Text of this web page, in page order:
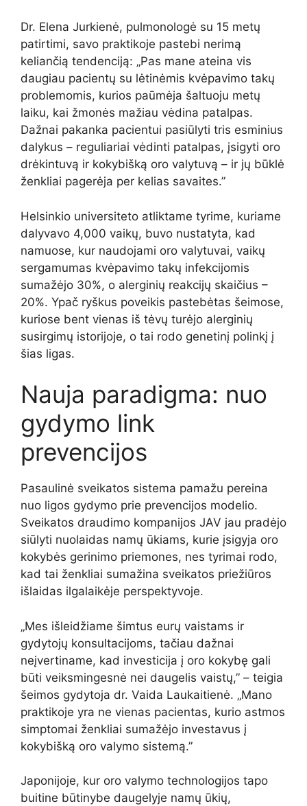
Dr. Elena Jurkienė, pulmonologė su 15 metų
patirtimi, savo praktikoje pastebi nerimą
keliančią tendenciją: „Pas mane ateina vis
daugiau pacientų su lėtinėmis kvėpavimo takų
problemomis, kurios paūmėja šaltuoju metų
laiku, kai žmonės mažiau vėdina patalpas.
Dažnai pakanka pacientui pasiūlyti tris esminius
dalykus – reguliariai vėdinti patalpas, įsigyti oro
drėkintuvą ir kokybišką oro valytuvą – ir jų būklė
ženkliai pagerėja per kelias savaites.”
Helsinkio universiteto atliktame tyrime, kuriame
dalyvavo 4,000 vaikų, buvo nustatyta, kad
namuose, kur naudojami oro valytuvai, vaikų
sergamumas kvėpavimo takų infekcijomis
sumažėjo 30%, o alerginių reakcijų skaičius –
20%. Ypač ryškus poveikis pastebėtas šeimose,
kuriose bent vienas iš tėvų turėjo alerginių
susirgimų istorijoje, o tai rodo genetinį polinkį į
šias ligas.
Nauja paradigma: nuo
gydymo link
prevencijos
Pasaulinė sveikatos sistema pamažu pereina
nuo ligos gydymo prie prevencijos modelio.
Sveikatos draudimo kompanijos JAV jau pradėjo
siūlyti nuolaidas namų ūkiams, kurie įsigyja oro
kokybės gerinimo priemones, nes tyrimai rodo,
kad tai ženkliai sumažina sveikatos priežiūros
išlaidas ilgalaikėje perspektyvoje.
„Mes išleidžiame šimtus eurų vaistams ir
gydytojų konsultacijoms, tačiau dažnai
neįvertiname, kad investicija į oro kokybę gali
būti veiksmingesnė nei daugelis vaistų,” – teigia
šeimos gydytoja dr. Vaida Laukaitienė. „Mano
praktikoje yra ne vienas pacientas, kurio astmos
simptomai ženkliai sumažėjo investavus į
kokybišką oro valymo sistemą.”
Japonijoje, kur oro valymo technologijos tapo
buitine būtinybe daugelyje namų ūkių,